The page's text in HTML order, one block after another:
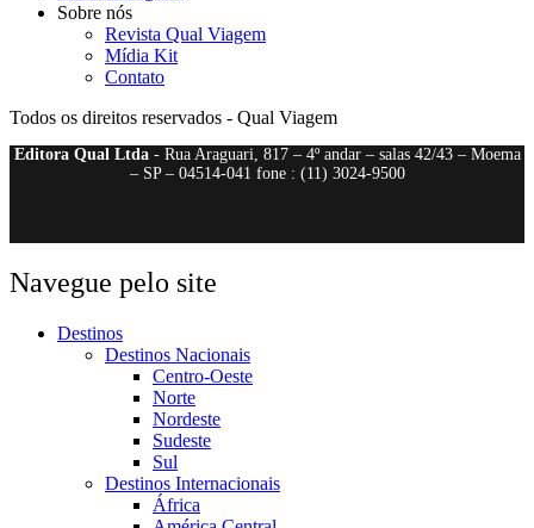
Sobre nós
Revista Qual Viagem
Mídia Kit
Contato
Todos os direitos reservados - Qual Viagem
Editora Qual Ltda- Rua Araguari, 817 – 4º andar – salas 42/43 – Moema
– SP – 04514-041 fone : (11) 3024-9500
Navegue pelo site
Destinos
Destinos Nacionais
Centro-Oeste
Norte
Nordeste
Sudeste
Sul
Destinos Internacionais
África